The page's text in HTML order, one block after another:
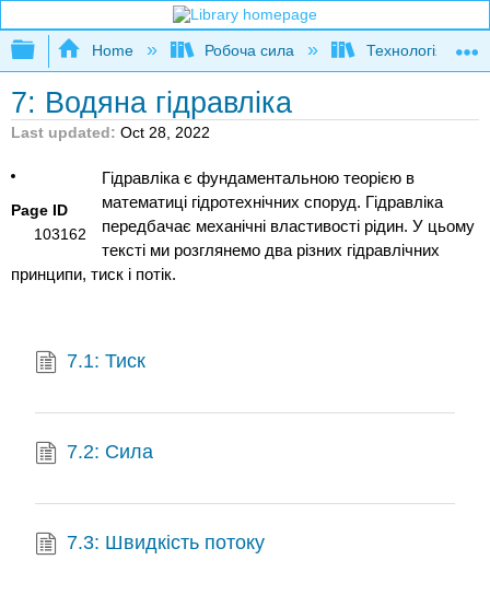
Expand/collapse global hierarchy
Home Робоча сила Технологія
7: Водяна гідравліка
Last updated Oct 28, 2022
Page ID
103162
Гідравліка є фундаментальною теорією в
математиці гідротехнічних споруд. Гідравліка
передбачає механічні властивості рідин. У цьому
тексті ми розглянемо два різних гідравлічних
принципи, тиск і потік.
7.1: Тиск
7.2: Сила
7.3: Швидкість потоку